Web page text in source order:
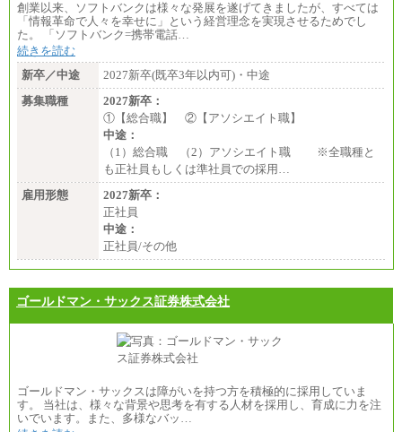
創業以来、ソフトバンクは様々な発展を遂げてきましたが、すべては
「情報革命で人々を幸せに」という経営理念を実現させるためでし
た。 「ソフトバンク=携帯電話…
続きを読む
新卒／中途
2027新卒(既卒3年以内可)・中途
募集職種
2027新卒：
①【総合職】 ②【アソシエイト職】
中途：
（1）総合職 （2）アソシエイト職 ※全職種と
も正社員もしくは準社員での採用…
雇用形態
2027新卒：
正社員
中途：
正社員/その他
ゴールドマン・サックス証券株式会社
ゴールドマン・サックスは障がいを持つ方を積極的に採用していま
す。 当社は、様々な背景や思考を有する人材を採用し、育成に力を注
いでいます。また、多様なバッ…